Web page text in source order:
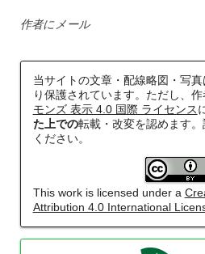
作者にメール
当サイトの文章・配線略図・写
り保護されています。ただし、作
モンズ 表示 4.0 国際 ライセンス
た上での転載・改変を認めます。
ください。
This work is licensed under a
Attribution 4.0 International